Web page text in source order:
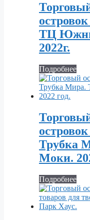
ТЦ
2022г.
Подробнее
Трубка
Моки.
Подробнее